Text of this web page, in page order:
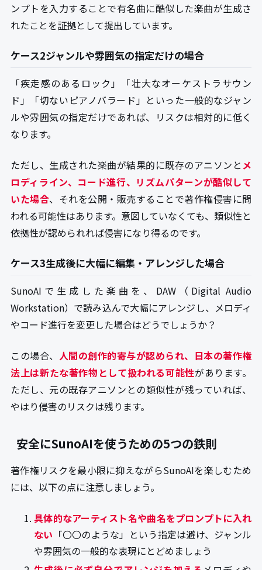
ンプトを入力することで有名曲に酷似した楽曲が生成さ
れたことを証拠として提出しています。
ケース2ジャンルや雰囲気の指定だけの場合
「疾走感のあるロック」「壮大なオーケストラサウン
ド」「切ないピアノバラード」といった一般的なジャン
ルや雰囲気の指定だけであれば、リスクは相対的に低く
なります。
ただし、生成された楽曲が結果的に既存のアニソンとメ
ロディライン、コード進行、リズムパターンが酷似して
いた場合、それを公開・販売することで著作権侵害に問
われる可能性はあります。意図していなくても、類似性と
依拠性が認められれば侵害になり得るのです。
ケース3生成後に大幅に編集・アレンジした場合
SunoAIで生成した楽曲を、DAW（Digital Audio
Workstation）で読み込んで大幅にアレンジし、メロディ
やコード進行を変更した場合はどうでしょうか？
この場合、 人間の創作的寄与が認められ、日本の著作権
法上は新たな著作物として扱われる可能性があります。
ただし、元の既存アニソンとの類似性が残っていれば、
やはり侵害のリスクは残ります。
安全にSunoAIを使うための5つの鉄則
著作権リスクを最小限に抑えながらSunoAIを楽しむため
には、以下の点に注意しましょう。
具体的なアーティスト名や曲名をプロンプトに入れ
ない 「〇〇のような」という指定は避け、ジャンル
や雰囲気の一般的な表現にとどめましょう